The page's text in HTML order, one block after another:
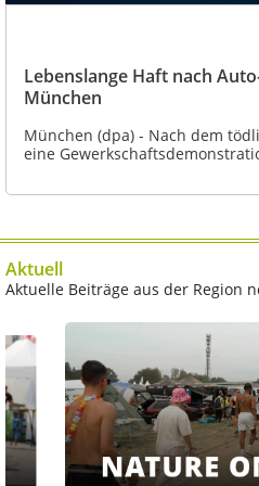
Lebenslange Haft nach
München
München (dpa) - Nach dem
eine
Aktuell
Aktuelle Beiträge aus der Region